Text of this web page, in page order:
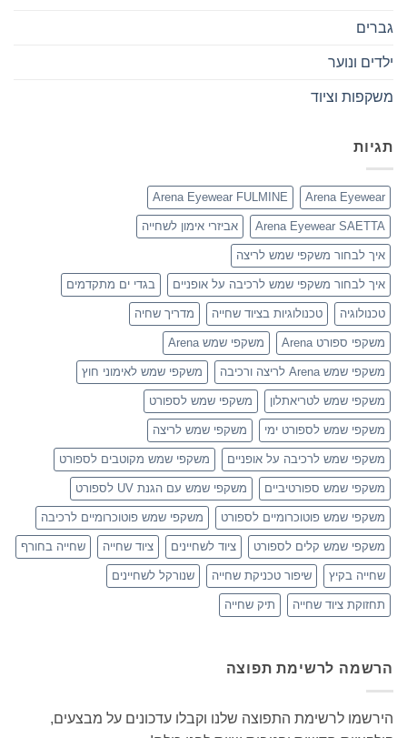
גברים
ילדים ונוער
משקפות וציוד
תגיות
Arena Eyewear
Arena Eyewear FULMINE
Arena Eyewear SAETTA אביזרי אימון לשחייה
איך לבחור משקפי שמש לריצה
איך לבחור משקפי שמש לרכיבה על אופניים בגדי ים מתקדמים
טכנולוגיה טכנולוגיות בציוד שחייה מדריך שחיה
משקפי ספורט Arena משקפי שמש Arena
משקפי שמש Arena לריצה ורכיבה משקפי שמש לאימוני חוץ
משקפי שמש לטריאתלון משקפי שמש לספורט
משקפי שמש לספורט ימי משקפי שמש לריצה
משקפי שמש לרכיבה על אופניים משקפי שמש מקוטבים לספורט
משקפי שמש ספורטיביים משקפי שמש עם הגנת UV לספורט
משקפי שמש פוטוכרומיים לספורט משקפי שמש פוטוכרומיים לרכיבה
משקפי שמש קלים לספורט ציוד לשחיינים ציוד שחייה שחייה בחורף
שחייה בקיץ שיפור טכניקת שחייה שנורקל לשחיינים
תחזוקת ציוד שחייה תיק שחייה
הרשמה לרשימת תפוצה
הירשמו לרשימת התפוצה שלנו וקבלו עדכונים על מבצעים,